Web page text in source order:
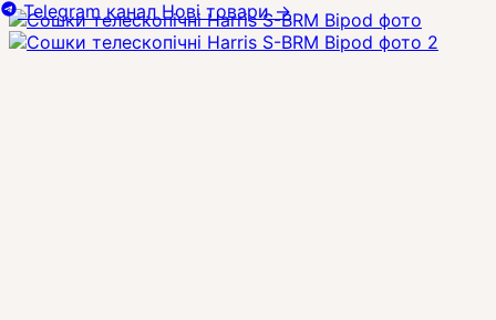
Telegram канал Нові товари →